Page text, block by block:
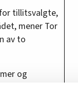
tillitsvalgte,
mener Tor
av to
og